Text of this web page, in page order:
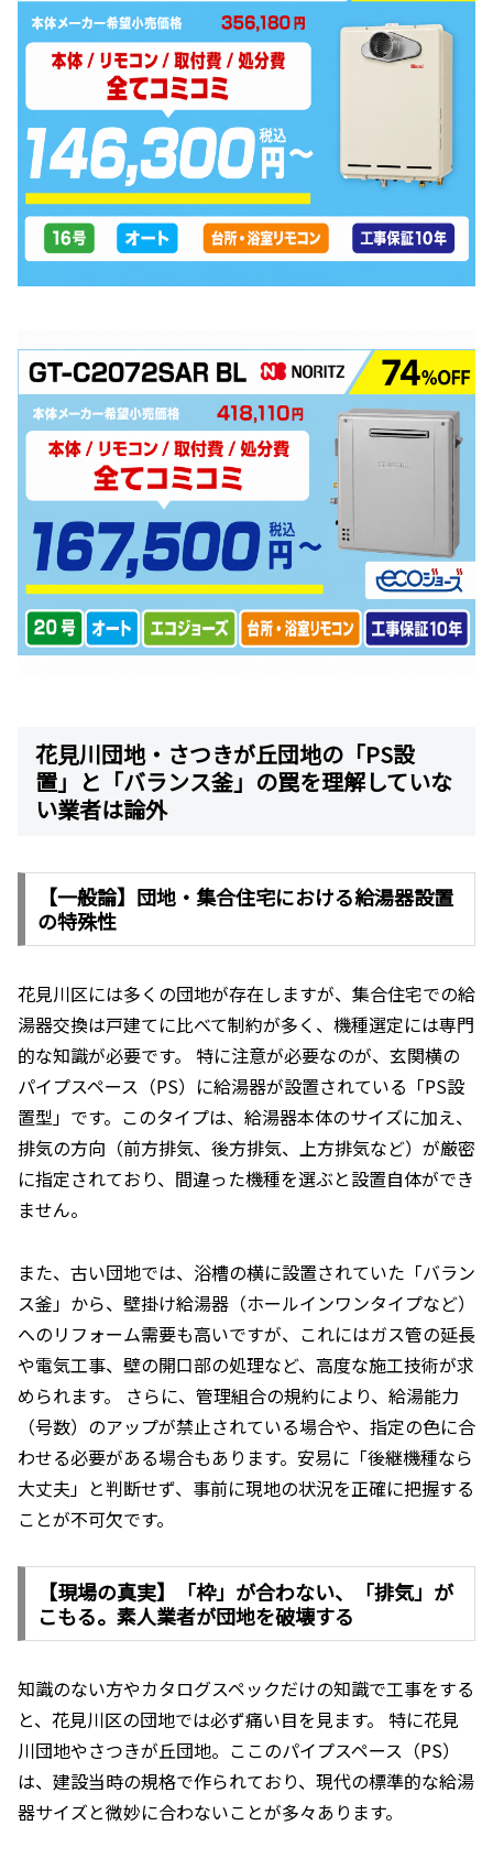
花見川団地・さつきが丘団地の「PS設
置」と「バランス釜」の罠を理解していな
い業者は論外
【一般論】団地・集合住宅における給湯器設置
の特殊性
花見川区には多くの団地が存在しますが、集合住宅での給
湯器交換は戸建てに比べて制約が多く、機種選定には専門
的な知識が必要です。 特に注意が必要なのが、玄関横の
パイプスペース（PS）に給湯器が設置されている「PS設
置型」です。このタイプは、給湯器本体のサイズに加え、
排気の方向（前方排気、後方排気、上方排気など）が厳密
に指定されており、間違った機種を選ぶと設置自体ができ
ません。
また、古い団地では、浴槽の横に設置されていた「バラン
ス釜」から、壁掛け給湯器（ホールインワンタイプなど）
へのリフォーム需要も高いですが、これにはガス管の延長
や電気工事、壁の開口部の処理など、高度な施工技術が求
められます。 さらに、管理組合の規約により、給湯能力
（号数）のアップが禁止されている場合や、指定の色に合
わせる必要がある場合もあります。安易に「後継機種なら
大丈夫」と判断せず、事前に現地の状況を正確に把握する
ことが不可欠です。
【現場の真実】「枠」が合わない、「排気」が
こもる。素人業者が団地を破壊する
知識のない方やカタログスペックだけの知識で工事をする
と、花見川区の団地では必ず痛い目を見ます。 特に花見
川団地やさつきが丘団地。ここのパイプスペース（PS）
は、建設当時の規格で作られており、現代の標準的な給湯
器サイズと微妙に合わないことが多々あります。